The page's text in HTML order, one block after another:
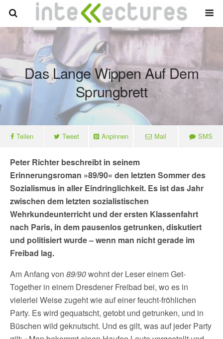
Das Lange Wippen Auf Dem
Sprungbrett
Teilen Tweet Anpinnen Mail SMS
Peter Richter beschreibt in seinem
Erinnerungsroman »89/90« den letzten Sommer des
Sozialismus in aller Eindringlichkeit. Es ist das Jahr
zwischen dem letzten sozialistischen
Wehrkundeunterricht und der ersten Klassenfahrt
nach Paris, in dem pausenlos getrunken, diskutiert
und politisiert wurde – wenn man nicht gerade im
Freibad lag.
Am Anfang von 89/90wohnt der Leser einem Get-
Together in einem Dresdener Freibad bei, wo es in
vielerlei Weise zugeht wie auf einer feucht-fröhlichen
Party. Es wird gequatscht, getobt und getrunken, und in
Büschen wild geknutscht. Und es gilt, was auf jeder Party